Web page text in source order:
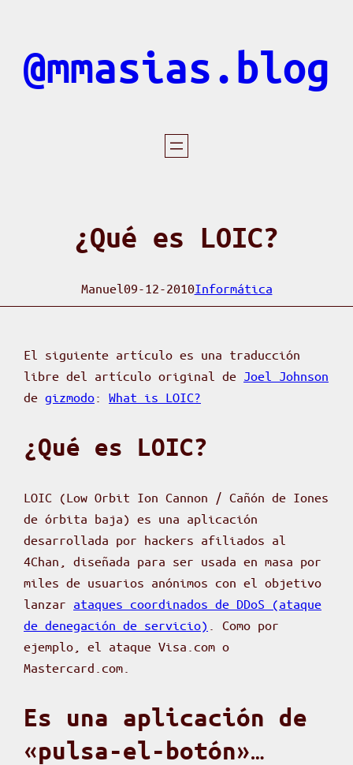
contenido
@mmasias.blog
¿Qué es LOIC?
Manuel 09-12-2010Informática
El siguiente artículo es una traducción
libre del artículo original de Joel Johnson
de gizmodo: What is LOIC?
¿Qué es LOIC?
LOIC (Low Orbit Ion Cannon / Cañón de Iones
de órbita baja) es una aplicación
desarrollada por hackers afiliados al
4Chan, diseñada para ser usada en masa por
miles de usuarios anónimos con el objetivo
lanzar ataques coordinados de DDoS (ataque
de denegación de servicio)
. Como por
ejemplo, el ataque Visa.com o
Mastercard.com.
Es una aplicación de
«pulsa-el-botón»…